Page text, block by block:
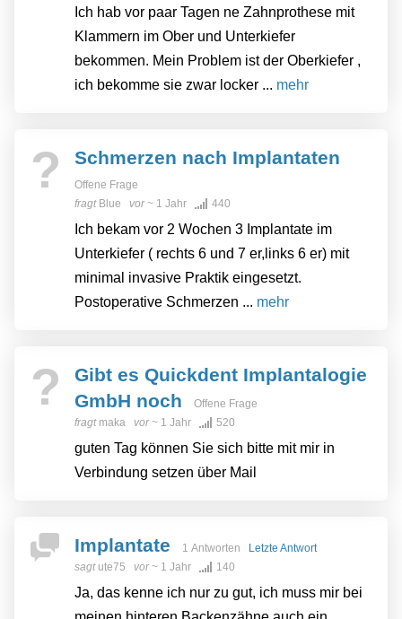
Ich hab vor paar Tagen ne Zahnprothese mit
Klammern im Ober und Unterkiefer
bekommen. Mein Problem ist der Oberkiefer ,
ich bekomme sie zwar locker ... mehr
? Schmerzen nach Implantaten
Offene Frage
fragt Blue vor~ 1 Jahr 440
Ich bekam vor 2 Wochen 3 Implantate im
Unterkiefer ( rechts 6 und 7 er,links 6 er) mit
minimal invasive Praktik eingesetzt.
Postoperative Schmerzen ... mehr
?
Gibt es Quickdent Implantalogie
GmbH noch
Offene Frage
fragt maka vor~ 1 Jahr 520
guten Tag können Sie sich bitte mit mir in
Verbindung setzen über Mail
Implantate 1 Antworten
Letzte Antwort
sagt ute75 vor~ 1 Jahr 140
Ja, das kenne ich nur zu gut, ich muss mir bei